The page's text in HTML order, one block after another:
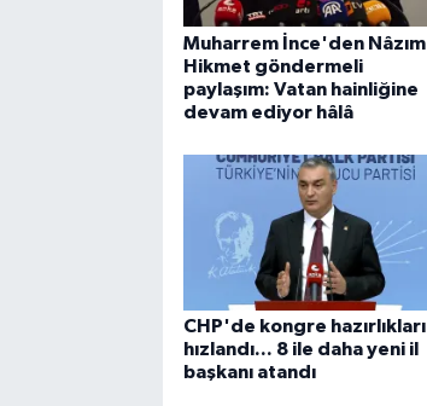
Muharrem İnce'den Nâzım
Hikmet göndermeli
paylaşım: Vatan hainliğine
devam ediyor hâlâ
CHP'de kongre hazırlıkları
hızlandı... 8 ile daha yeni il
başkanı atandı